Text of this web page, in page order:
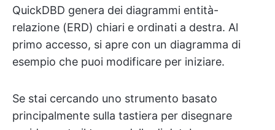
QuickDBD genera dei diagrammi entità-
relazione (ERD) chiari e ordinati a destra. Al
primo accesso, si apre con un diagramma di
esempio che puoi modificare per iniziare.
Se stai cercando uno strumento basato
principalmente sulla tastiera per disegnare